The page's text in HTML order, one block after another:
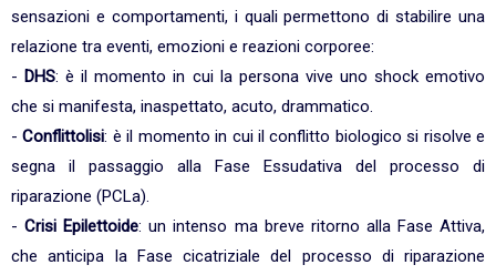
sensazioni e comportamenti, i quali permettono di stabilire una
relazione tra eventi, emozioni e reazioni corporee:
- DHS: è il momento in cui la persona vive uno shock emotivo
che si manifesta, inaspettato, acuto, drammatico.
-Conflittolisi: è il momento in cui il conflitto biologico si risolve e
segna il passaggio alla Fase Essudativa del processo di
riparazione (PCLa).
-Crisi Epilettoide: un intenso ma breve ritorno alla Fase Attiva,
che anticipa la Fase cicatriziale del processo di riparazione